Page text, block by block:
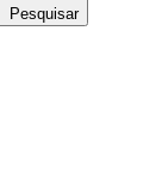
Pesquisar